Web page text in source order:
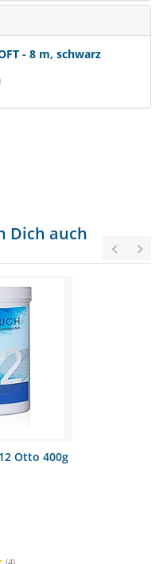
- 8 m, schwarz
Dich auch
Otto 400g